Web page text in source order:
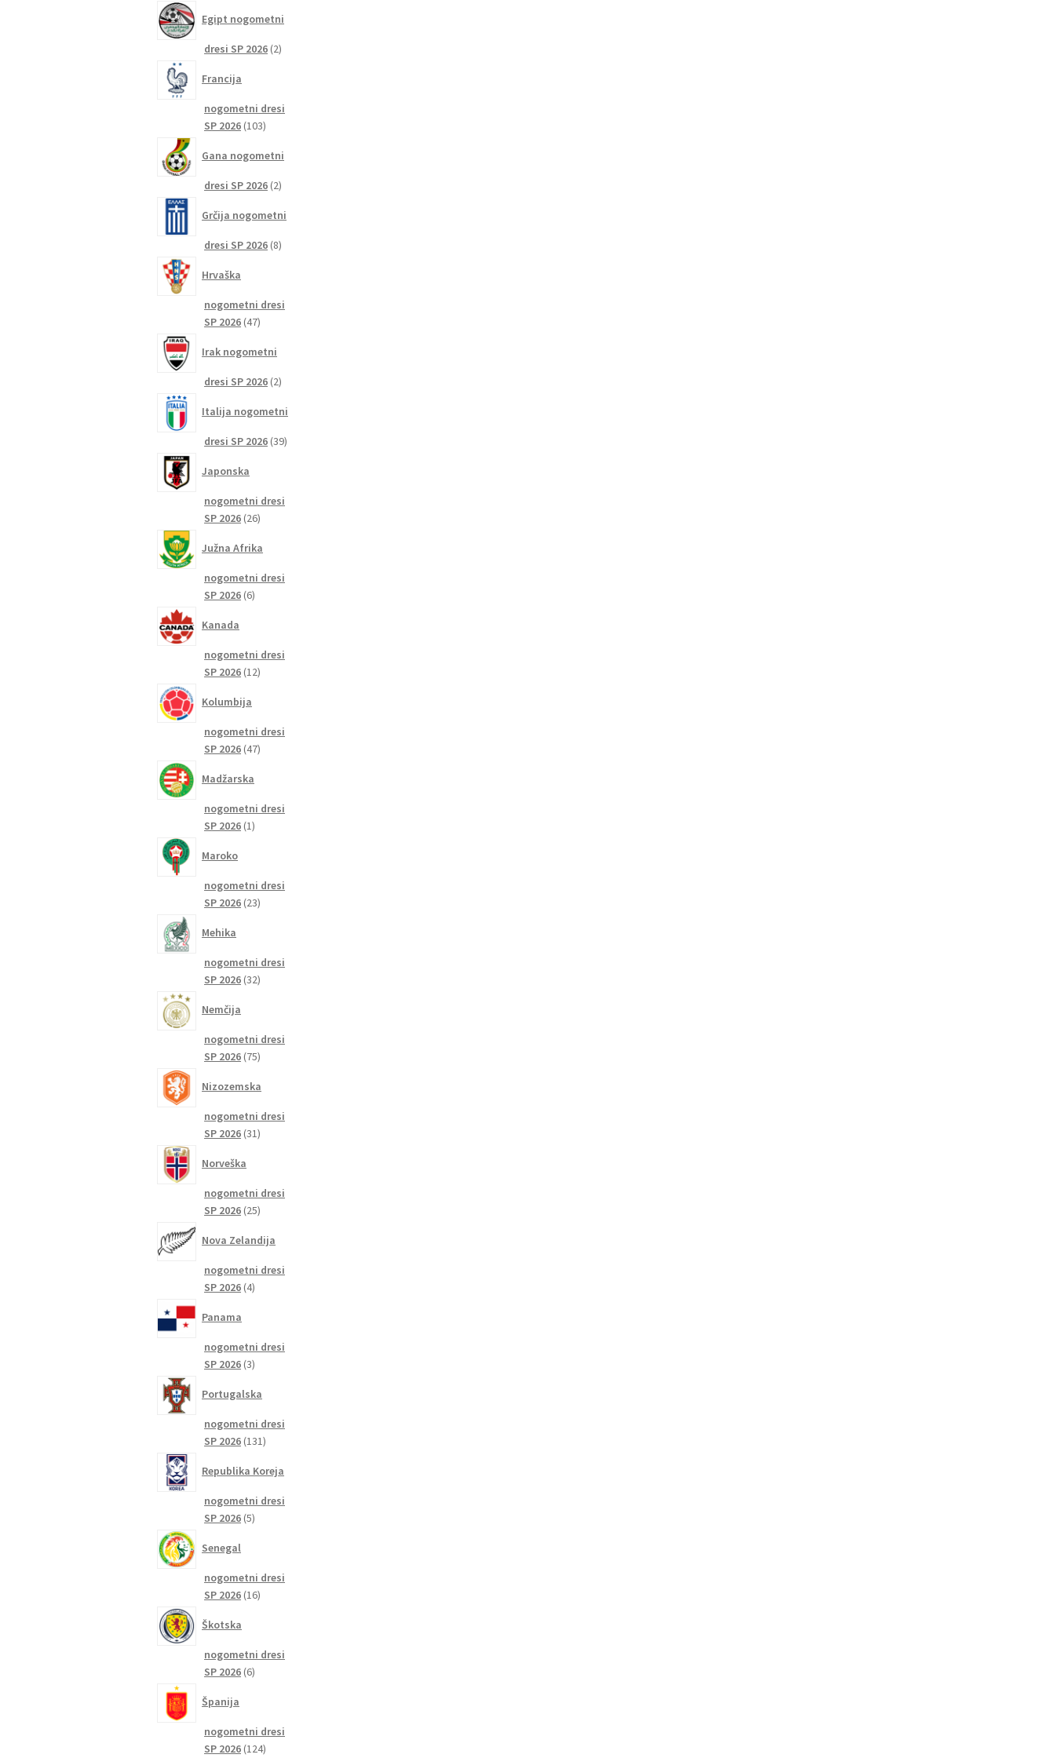
Egipt nogometni
dresi SP 2026 22
Francija
nogometni dresi
SP 2026 103103
Gana nogometni
dresi SP 2026 22
Grčija nogometni
dresi SP 2026 88
Hrvaška
nogometni dresi
SP 2026 4747
Irak nogometni
dresi SP 2026 22
Italija nogometni
dresi SP 2026 3939
Japonska
nogometni dresi
SP 2026 2626
Južna Afrika
nogometni dresi
SP 2026 66
Kanada
nogometni dresi
SP 2026 1212
Kolumbija
nogometni dresi
SP 2026 4747
Madžarska
nogometni dresi
SP 2026 11
Maroko
nogometni dresi
SP 2026 2323
Mehika
nogometni dresi
SP 2026 3232
Nemčija
nogometni dresi
SP 2026 7575
Nizozemska
nogometni dresi
SP 2026 3131
Norveška
nogometni dresi
SP 2026 2525
Nova Zelandija
nogometni dresi
SP 2026 44
Panama
nogometni dresi
SP 2026 33
Portugalska
nogometni dresi
SP 2026 131131
Republika Koreja
nogometni dresi
SP 2026 55
Senegal
nogometni dresi
SP 2026 1616
Škotska
nogometni dresi
SP 2026 66
Španija
nogometni dresi
SP 2026 124124